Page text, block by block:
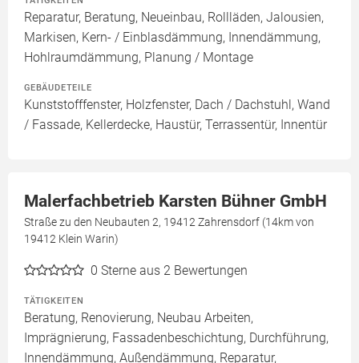
Reparatur, Beratung, Neueinbau, Rollläden, Jalousien,
Markisen, Kern- / Einblasdämmung, Innendämmung,
Hohlraumdämmung, Planung / Montage
GEBÄUDETEILE
Kunststofffenster, Holzfenster, Dach / Dachstuhl, Wand
/ Fassade, Kellerdecke, Haustür, Terrassentür, Innentür
Malerfachbetrieb Karsten Bühner GmbH
Straße zu den Neubauten 2, 19412 Zahrensdorf (14km von
19412 Klein Warin)
0 Sterne aus 2 Bewertungen
TÄTIGKEITEN
Beratung, Renovierung, Neubau Arbeiten,
Imprägnierung, Fassadenbeschichtung, Durchführung,
Innendämmung, Außendämmung, Reparatur,